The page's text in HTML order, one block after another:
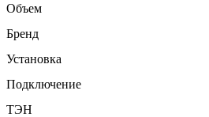
Объем
Бренд
Установка
Подключение
ТЭН